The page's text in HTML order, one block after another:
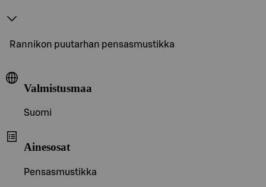
Rannikon puutarhan pensasmustikka
Valmistusmaa
Suomi
Ainesosat
Pensasmustikka